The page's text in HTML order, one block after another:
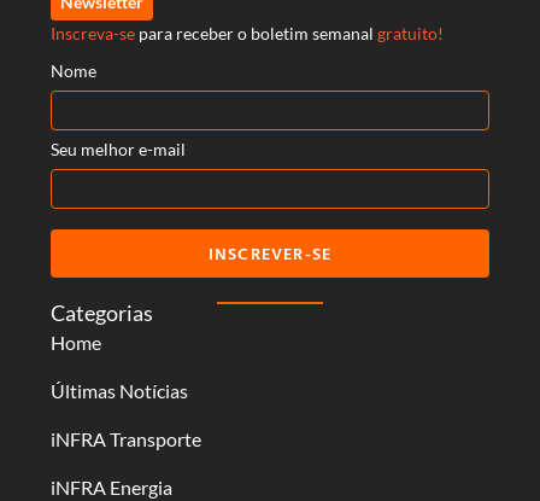
Categorias
Home
Últimas Notícias
iNFRA Transporte
iNFRA Energia
Inscreva-se para receber o boletim semanal gratuito!
Nome
Seu melhor e-mail
INSCREVER-SE